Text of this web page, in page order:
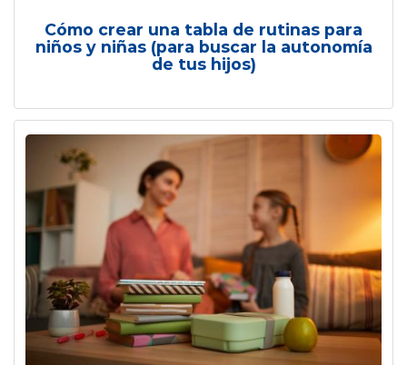
Cómo crear una tabla de rutinas para
niños y niñas (para buscar la autonomía
de tus hijos)